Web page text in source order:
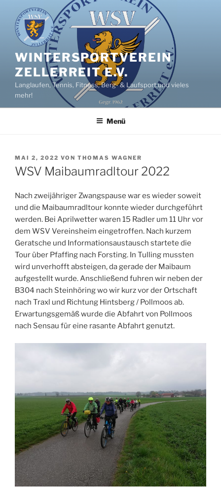
Inhalt
springen
WINTERSPORTVEREIN
ZELLERREIT E.V.
Langlaufen, Tennis, Fitness, Berg- & Laufsport und vieles
mehr!
Menü
VERÖFFENTLICHT
AM
MAI 2, 2022 VON THOMAS WAGNER
WSV Maibaumradltour 2022
Nach zweijähriger Zwangspause war es wieder soweit
und die Maibaumradltour konnte wieder durchgeführt
werden. Bei Aprilwetter waren 15 Radler um 11 Uhr vor
dem WSV Vereinsheim eingetroffen. Nach kurzem
Geratsche und Informationsaustausch startete die
Tour über Pfaffing nach Forsting. In Tulling mussten
wird unverhofft absteigen, da gerade der Maibaum
aufgestellt wurde. Anschließend fuhren wir neben der
B304 nach Steinhöring wo wir kurz vor der Ortschaft
nach Traxl und Richtung Hintsberg / Pollmoos ab.
Erwartungsgemäß wurde die Abfahrt von Pollmoos
nach Sensau für eine rasante Abfahrt genutzt.